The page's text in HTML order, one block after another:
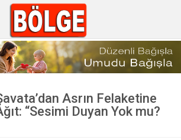
Asrın Felaketine
“Sesimi Duyan Yok mu?